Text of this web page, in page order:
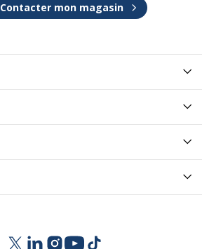
Contacter mon magasin